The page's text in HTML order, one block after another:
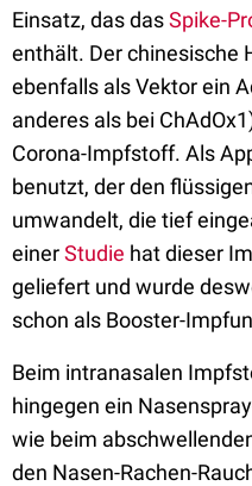
Einsatz, das dasSpike-
enthält. Der chinesische
ebenfalls als Vektor ein
anderes als bei
Corona-Impfstoff. Als
benutzt, der den
umwandelt, die tief
einerStudie hat dieser
geliefert und wurde
schon als Booster-
Beim intranasalen
hingegen ein
wie beim
den Nasen-Rachen-